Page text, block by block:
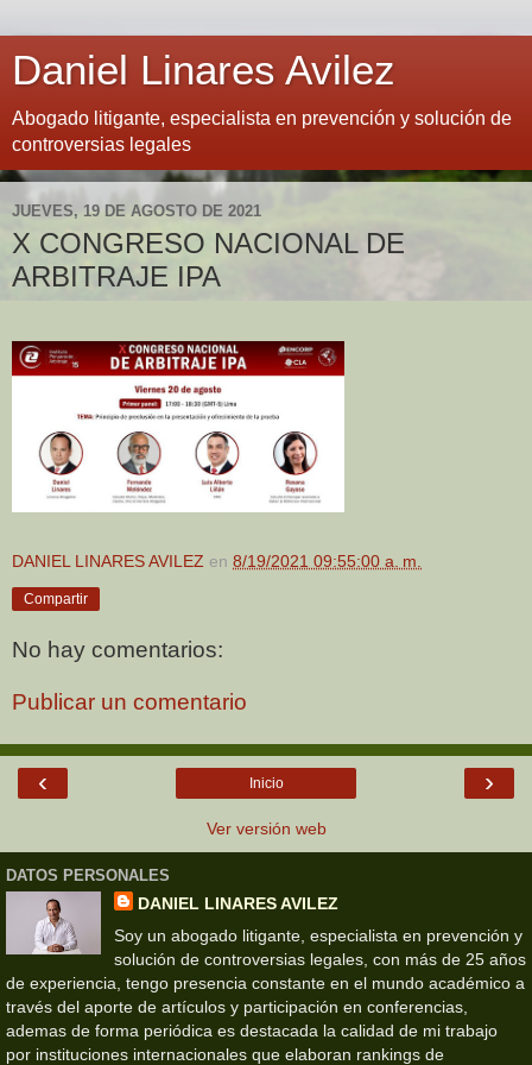
Daniel Linares Avilez
Abogado litigante, especialista en prevención y solución de
controversias legales
JUEVES, 19 DE AGOSTO DE 2021
X CONGRESO NACIONAL DE
ARBITRAJE IPA
DANIEL LINARES AVILEZ en 8/19/2021 09:55:00 a. m.
Compartir
No hay comentarios:
Publicar un comentario
‹ ›
Inicio
Ver versión web
DATOS PERSONALES
DANIEL LINARES AVILEZ
Soy un abogado litigante, especialista en prevención y
solución de controversias legales, con más de 25 años
de experiencia, tengo presencia constante en el mundo académico a
través del aporte de artículos y participación en conferencias,
ademas de forma periódica es destacada la calidad de mi trabajo
por instituciones internacionales que elaboran rankings de